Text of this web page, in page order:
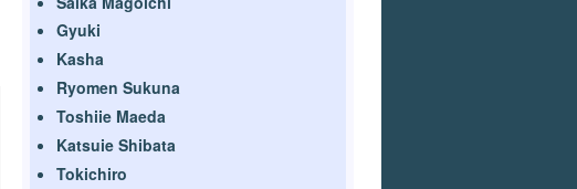
Gyuki
Kasha
Ryomen Sukuna
Toshiie Maeda
Katsuie Shibata
Tokichiro